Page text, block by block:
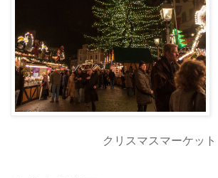
クリスマスマーケット